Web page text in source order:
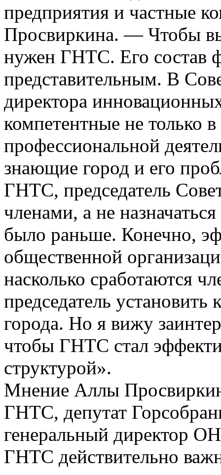
предприятия и частные
Просвиркина. — Чтобы
нужен ГНТС. Его состав
представительным. В
директора
компетентные не только
профессиональной
знающие город и его
ГНТС, председатель
членами, а не
было раньше. Конечно,
общественной
насколько сработаются
председатель
города. Но я вижу
чтобы ГНТС стал
структурой».
Мнение Аллы
ГНТС, депутат
генеральный директор
ГНТС действительно